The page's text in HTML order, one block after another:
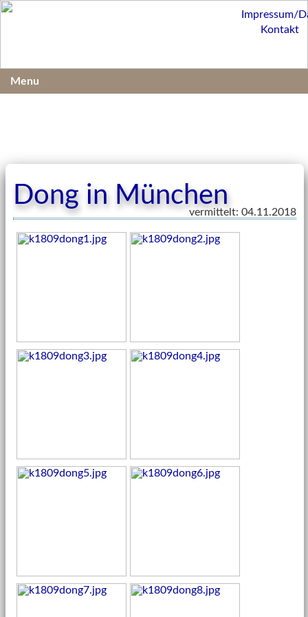
Dong in München
vermittelt: 04.11.2018
Impressum/
Kontakt
Menu